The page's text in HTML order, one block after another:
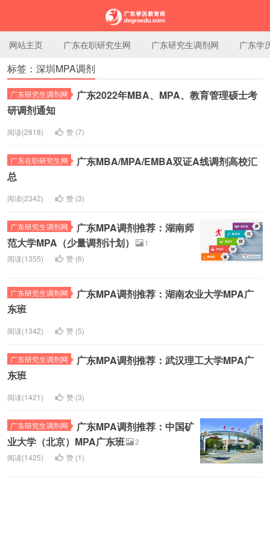
广东学历教育网
网站主页 广东在职研究生网 广东研究生调剂网 广东学
标签：深圳MPA调剂
广东研究生调剂网
广东2022年MBA、MPA、教育管理硕士考
研调剂通知
阅读(2818) 赞 (7)
广东在职研究生网
广东MBA/MPA/EMBA双证A线调剂高校汇
总
阅读(2342) 赞 (3)
广东研究生调剂网
广东MPA调剂推荐：湖南师
范大学MPA（少量调剂计划）
1
阅读(1355)
赞 (6)
广东研究生调剂网
广东MPA调剂推荐：湖南农业大学MPA广
东班
阅读(1342) 赞 (5)
广东研究生调剂网
广东MPA调剂推荐：武汉理工大学MPA广
东班
阅读(1421) 赞 (3)
广东研究生调剂网
广东MPA调剂推荐：中国矿
业大学（北京）MPA广东班
2
阅读(1425)
赞 (1)